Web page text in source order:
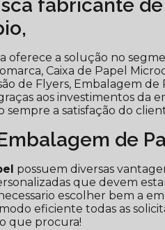
fabricante
oferece a solução no
Caixa de Papel
de Flyers, Embalagem
aos investimentos da
sempre a satisfação do
de
possuem diversas
que devem
escolher bem a
eficiente todas as
que procura!